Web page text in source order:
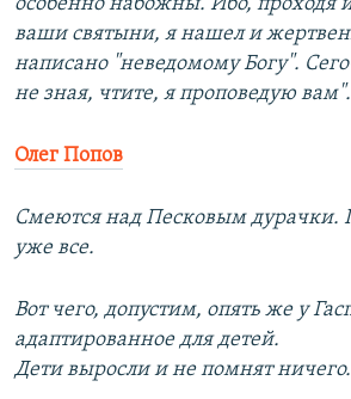
особенно набожны. Ибо, проходя
ваши святыни, я нашел и
написано "неведомому Богу".
не зная, чтите, я проповедую вам".
Олег Попов
Смеются над Песковым дурачки.
уже все.
Вот чего, допустим, опять же у
адаптированное для детей.
Дети выросли и не помнят ничего.